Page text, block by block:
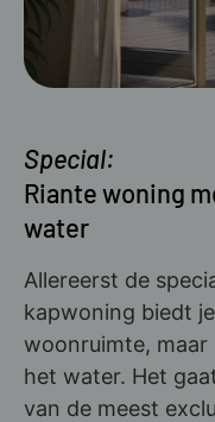
Special:
Riante woning
water
Allereerst de
kapwoning biedt
woonruimte, maar
het water. Het
van de meest